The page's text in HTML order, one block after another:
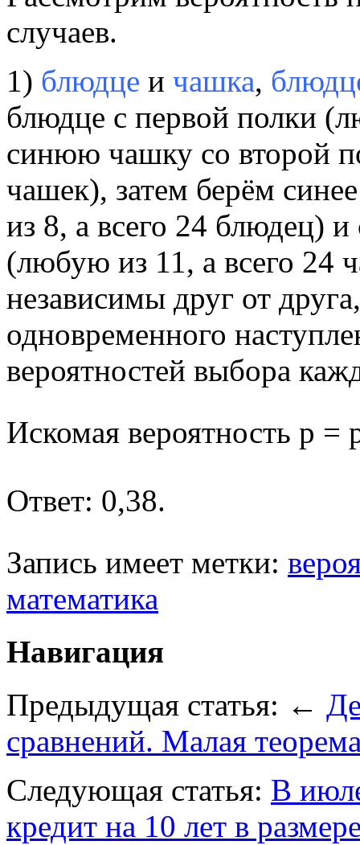
случаев.
1) блюдце и чашка,
блюдце с первой полки
синюю чашку со второй
чашек), затем берём
из 8, а всего 24 блюдец)
(любую из 11, а всего 24
независимы друг от
одновременного
вероятностей выбора
Искомая вероятность p =
Ответ: 0,38.
Запись имеет метки:
математика
Навигация
Предыдущая статья: ←
сравнений. Малая
Следующая статья: В
кредит на 10 лет в